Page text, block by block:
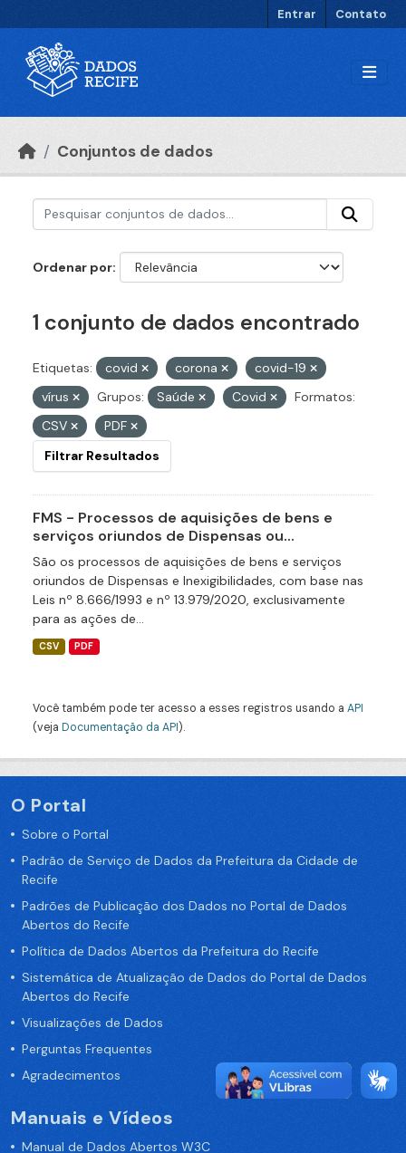
Entrar Contato
Conjuntos de dados
Ordenar por
1 conjunto de dados encontrado
Etiquetas: covid corona
covid-19
vírus
Grupos: Saúde Covid
Formatos:
CSV
PDF
Filtrar Resultados
FMS - Processos de aquisições de bens e
serviços oriundos de Dispensas ou...
São os processos de aquisições de bens e serviços
oriundos de Dispensas e Inexigibilidades, com base nas
Leis nº 8.666/1993 e nº 13.979/2020, exclusivamente
para as ações de...
CSV PDF
Você também pode ter acesso a esses registros usando a API
(veja Documentação da API).
O Portal
Sobre o Portal
Padrão de Serviço de Dados da Prefeitura da Cidade de
Recife
Padrões de Publicação dos Dados no Portal de Dados
Abertos do Recife
Política de Dados Abertos da Prefeitura do Recife
Sistemática de Atualização de Dados do Portal de Dados
Abertos do Recife
Visualizações de Dados
Perguntas Frequentes
Agradecimentos
Manuais e Vídeos
Manual de Dados Abertos W3C